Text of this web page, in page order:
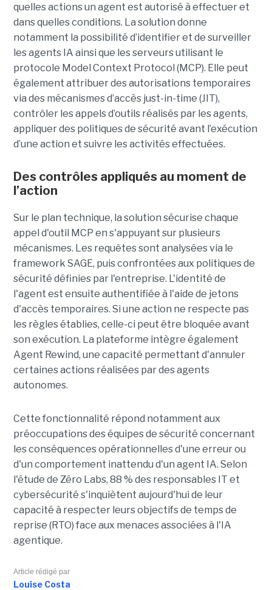
quelles actions un agent est autorisé à effectuer et
dans quelles conditions. La solution donne
notamment la possibilité d’identifier et de surveiller
les agents IA ainsi que les serveurs utilisant le
protocole Model Context Protocol (MCP). Elle peut
également attribuer des autorisations temporaires
via des mécanismes d’accès just-in-time (JIT),
contrôler les appels d’outils réalisés par les agents,
appliquer des politiques de sécurité avant l’exécution
d’une action et suivre les activités effectuées.
Des contrôles appliqués au moment de
l’action
Sur le plan technique, la solution sécurise chaque
appel d'outil MCP en s'appuyant sur plusieurs
mécanismes. Les requêtes sont analysées via le
framework SAGE, puis confrontées aux politiques de
sécurité définies par l'entreprise. L'identité de
l'agent est ensuite authentifiée à l'aide de jetons
d'accès temporaires. Si une action ne respecte pas
les règles établies, celle-ci peut être bloquée avant
son exécution. La plateforme intègre également
Agent Rewind, une capacité permettant d'annuler
certaines actions réalisées par des agents
autonomes.
Cette fonctionnalité répond notamment aux
préoccupations des équipes de sécurité concernant
les conséquences opérationnelles d'une erreur ou
d'un comportement inattendu d'un agent IA. Selon
l'étude de Zéro Labs, 88 % des responsables IT et
cybersécurité s'inquiètent aujourd'hui de leur
capacité à respecter leurs objectifs de temps de
reprise (RTO) face aux menaces associées à l'IA
agentique.
Article rédigé par
Louise Costa